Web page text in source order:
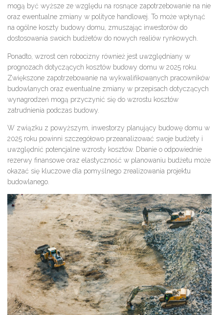
mogą być wyższe ze względu na rosnące zapotrzebowanie na nie
oraz ewentualne zmiany w polityce handlowej. To może wpłynąć
na ogólne koszty budowy domu, zmuszając inwestorów do
dostosowania swoich budżetów do nowych realiów rynkowych.
Ponadto, wzrost cen robocizny również jest uwzględniany w
prognozach dotyczących kosztów budowy domu w 2025 roku.
Zwiększone zapotrzebowanie na wykwalifikowanych pracowników
budowlanych oraz ewentualne zmiany w przepisach dotyczących
wynagrodzeń mogą przyczynić się do wzrostu kosztów
zatrudnienia podczas budowy.
W związku z powyższym, inwestorzy planujący budowę domu w
2025 roku powinni szczegółowo przeanalizować swoje budżety i
uwzględnić potencjalne wzrosty kosztów. Dbanie o odpowiednie
rezerwy finansowe oraz elastyczność w planowaniu budżetu może
okazać się kluczowe dla pomyślnego zrealizowania projektu
budowlanego.